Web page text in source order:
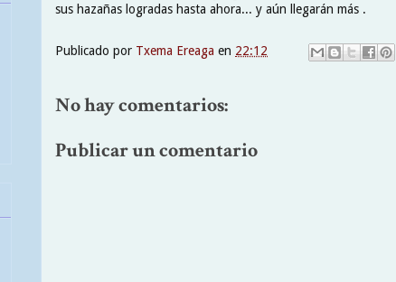
sus hazañas logradas hasta ahora... y aún llegarán más .
Publicado por Txema Ereaga en 22:12
No hay comentarios:
Publicar un comentario